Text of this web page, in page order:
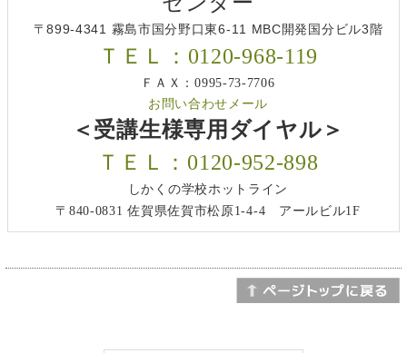
〒899-4341 霧島市国分野口東6-11 MBC開発国分ビル3階
ＴＥＬ：0120-968-119
ＦＡＸ：0995-73-7706
お問い合わせメール
＜受講生様専用ダイヤル＞
ＴＥＬ：0120-952-898
しかくの学校ホットライン
〒840-0831 佐賀県佐賀市松原1-4-4 アールビル1F